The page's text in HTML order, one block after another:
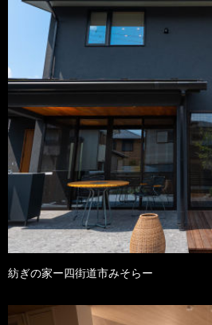
紡ぎの家ー四街道市みそらー